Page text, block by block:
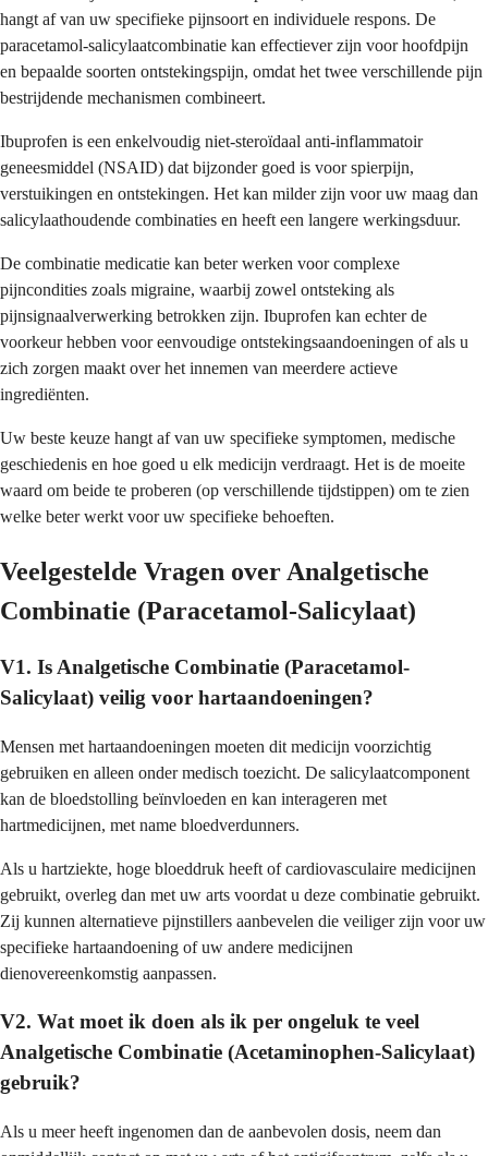
hangt af van uw specifieke pijnsoort en individuele respons. De
paracetamol-salicylaatcombinatie kan effectiever zijn voor hoofdpijn
en bepaalde soorten ontstekingspijn, omdat het twee verschillende pijn
bestrijdende mechanismen combineert.
Ibuprofen is een enkelvoudig niet-steroïdaal anti-inflammatoir
geneesmiddel (NSAID) dat bijzonder goed is voor spierpijn,
verstuikingen en ontstekingen. Het kan milder zijn voor uw maag dan
salicylaathoudende combinaties en heeft een langere werkingsduur.
De combinatie medicatie kan beter werken voor complexe
pijncondities zoals migraine, waarbij zowel ontsteking als
pijnsignaalverwerking betrokken zijn. Ibuprofen kan echter de
voorkeur hebben voor eenvoudige ontstekingsaandoeningen of als u
zich zorgen maakt over het innemen van meerdere actieve
ingrediënten.
Uw beste keuze hangt af van uw specifieke symptomen, medische
geschiedenis en hoe goed u elk medicijn verdraagt. Het is de moeite
waard om beide te proberen (op verschillende tijdstippen) om te zien
welke beter werkt voor uw specifieke behoeften.
Veelgestelde Vragen over Analgetische
Combinatie (Paracetamol-Salicylaat)
V1. Is Analgetische Combinatie (Paracetamol-
Salicylaat) veilig voor hartaandoeningen?
Mensen met hartaandoeningen moeten dit medicijn voorzichtig
gebruiken en alleen onder medisch toezicht. De salicylaatcomponent
kan de bloedstolling beïnvloeden en kan interageren met
hartmedicijnen, met name bloedverdunners.
Als u hartziekte, hoge bloeddruk heeft of cardiovasculaire medicijnen
gebruikt, overleg dan met uw arts voordat u deze combinatie gebruikt.
Zij kunnen alternatieve pijnstillers aanbevelen die veiliger zijn voor uw
specifieke hartaandoening of uw andere medicijnen
dienovereenkomstig aanpassen.
V2. Wat moet ik doen als ik per ongeluk te veel
Analgetische Combinatie (Acetaminophen-Salicylaat)
gebruik?
Als u meer heeft ingenomen dan de aanbevolen dosis, neem dan